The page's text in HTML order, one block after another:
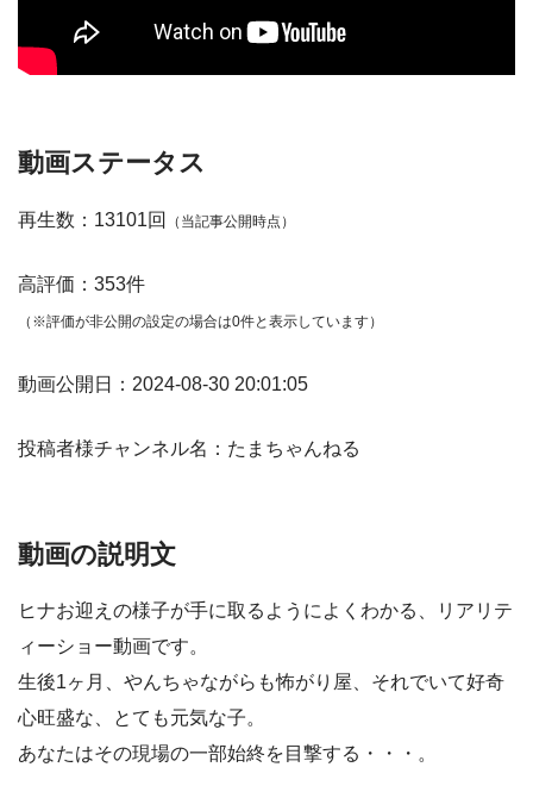
動画ステータス
再生数：13101回 （当記事公開時点）
高評価：353件
（※評価が非公開の設定の場合は0件と表示しています）
動画公開日：2024-08-30 20:01:05
投稿者様チャンネル名：たまちゃんねる
動画の説明文
ヒナお迎えの様子が手に取るようによくわかる、リアリテ
ィーショー動画です。
生後1ヶ月、やんちゃながらも怖がり屋、それでいて好奇
心旺盛な、とても元気な子。
あなたはその現場の一部始終を目撃する・・・。